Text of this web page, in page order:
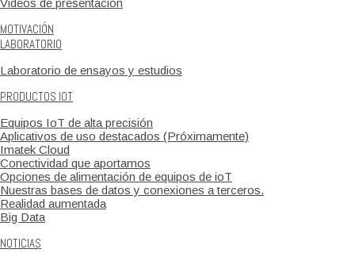
Videos de presentación
MOTIVACIÓN
LABORATORIO
Laboratorio de ensayos y estudios
PRODUCTOS IOT
Equipos IoT de alta precisión
Aplicativos de uso destacados (Próximamente)
Imatek Cloud
Conectividad que aportamos
Opciones de alimentación de equipos de ioT
Nuestras bases de datos y conexiones a terceros.
Realidad aumentada
Big Data
NOTICIAS